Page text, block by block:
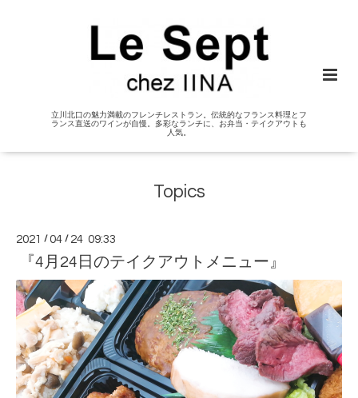
立川北口の魅力満載のフレンチレストラン。伝統的なフランス料理とフ
ランス直送のワインが自慢。多彩なランチに、お弁当・テイクアウトも
人気。
Topics
2021 /04 / 24 09:33
『4月24日のテイクアウトメニュー』